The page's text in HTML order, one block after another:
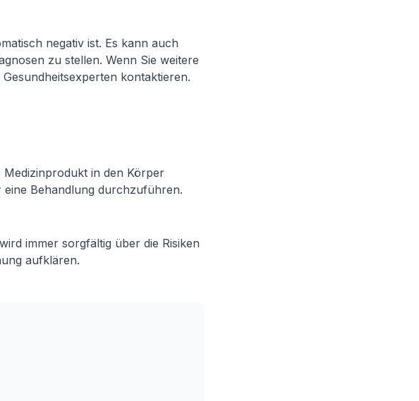
negativ ist. Es kann auch
zu stellen. Wenn Sie weitere
kontaktieren.
in den Körper
Behandlung durchzuführen.
immer sorgfältig über die Risiken
aufklären.